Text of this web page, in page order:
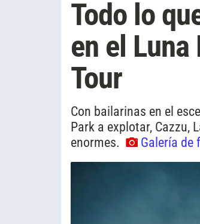
Todo lo
en el Luna
Tour
Con bailarinas en el
Park a explotar, Cazzu,
enormes.
Galería de